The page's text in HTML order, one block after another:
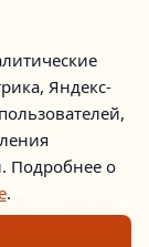
212
соглашение
|
Яндекс-
Подробнее о
.